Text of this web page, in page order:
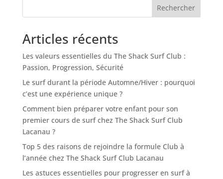
Rechercher
Articles récents
Les valeurs essentielles du The Shack Surf Club :
Passion, Progression, Sécurité
Le surf durant la période Automne/Hiver : pourquoi
c’est une expérience unique ?
Comment bien préparer votre enfant pour son
premier cours de surf chez The Shack Surf Club
Lacanau ?
Top 5 des raisons de rejoindre la formule Club à
l’année chez The Shack Surf Club Lacanau
Les astuces essentielles pour progresser en surf à